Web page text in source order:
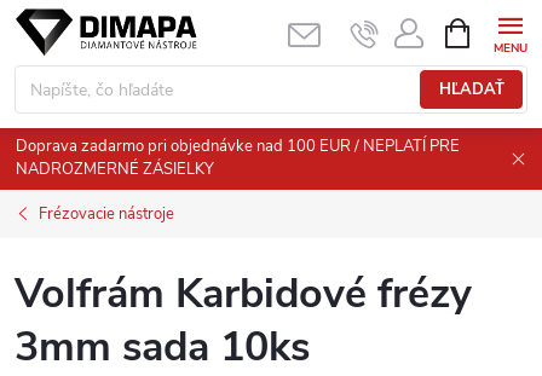
Prejsť
obsah
HĽADAŤ
KOŠÍK
Doprava zadarmo pri objednávke nad 100 EUR / NEPLATÍ PRE
NADROZMERNÉ ZÁSIELKY
Frézovacie nástroje
Volfrám Karbidové frézy
3mm sada 10ks